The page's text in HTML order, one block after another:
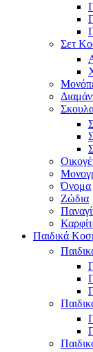
Σετ
Όνομα
Ζώδια
Παιδικά